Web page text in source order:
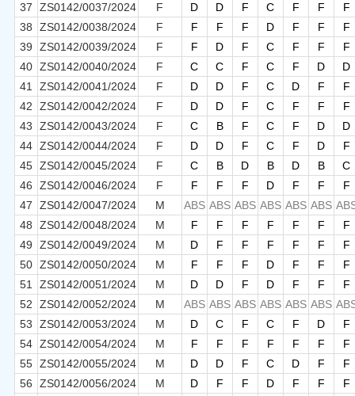
37
ZS0142/0037/2024 F D D F C F F
F
38
ZS0142/0038/2024 F F F F D F F
F
39
ZS0142/0039/2024 F F D F C F F
F
40 ZS0142/0040/2024 F C C F C F D
D
41
ZS0142/0041/2024 F D D F C D F
F
42
ZS0142/0042/2024 F D D F C F F
F
43
ZS0142/0043/2024 F C B F C F D
D
44 ZS0142/0044/2024 F D D F C F D
F
45 ZS0142/0045/2024 F C B D B D B
C
46
ZS0142/0046/2024 F F F F D F F
F
47
ZS0142/0047/2024 M ABS ABS ABS ABS ABS ABS
48
ZS0142/0048/2024 M F F F F F F
F
49
ZS0142/0049/2024 M D F F F F F
F
50 ZS0142/0050/2024 M F F F D F F
F
51
ZS0142/0051/2024 M D D F D F F
F
52
ZS0142/0052/2024 M ABS ABS ABS ABS ABS ABS
53
ZS0142/0053/2024 M D C F C F D
F
54 ZS0142/0054/2024 M F F F F F F
F
55 ZS0142/0055/2024 M D D F C D F
F
56
ZS0142/0056/2024 M D F F D F F
F